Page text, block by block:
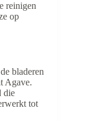
reinigen
op
bladeren
Agave.
die
tot